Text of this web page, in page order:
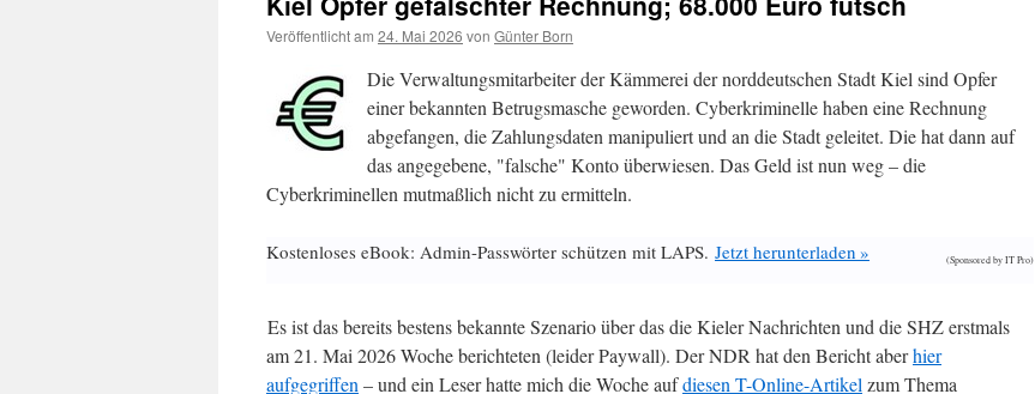
Veröffentlicht am 24. Mai 2026 von Günter Born
Die Verwaltungsmitarbeiter der Kämmerei der norddeutschen Stadt Kiel sind Opfer
einer bekannten Betrugsmasche geworden. Cyberkriminelle haben eine Rechnung
abgefangen, die Zahlungsdaten manipuliert und an die Stadt geleitet. Die hat dann auf
das angegebene, "falsche" Konto überwiesen. Das Geld ist nun weg – die
Cyberkriminellen mutmaßlich nicht zu ermitteln.
Kostenloses eBook: Admin-Passwörter schützen mit LAPS. Jetzt herunterladen » (Sponsored by IT Pro)
Es ist das bereits bestens bekannte Szenario über das die Kieler Nachrichten und die SHZ erstmals
am 21. Mai 2026 Woche berichteten (leider Paywall). Der NDR hat den Bericht aberhier
aufgegriffen – und ein Leser hatte mich die Woche aufdiesen T-Online-Artikel zum Thema